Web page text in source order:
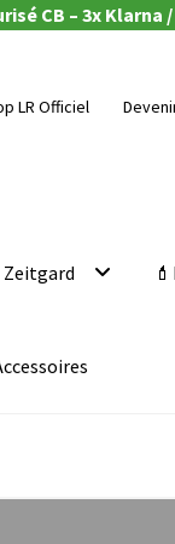
CB – 3x
LR Officiel